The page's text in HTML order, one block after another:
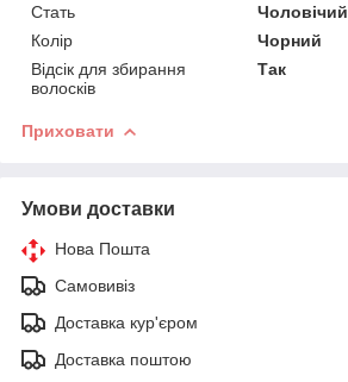
Стать
Чоловічий
Колір
Чорний
Відсік для збирання
волосків
Так
Приховати
Умови доставки
Нова Пошта
Самовивіз
Доставка кур'єром
Доставка поштою